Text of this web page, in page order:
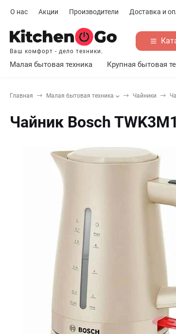
О нас Акции Производители Доставка и
Ваш комфорт - дело техники.
Малая бытовая техника Крупная бытовая
Главная Малая бытовая техника Чайники
Чайник Bosch